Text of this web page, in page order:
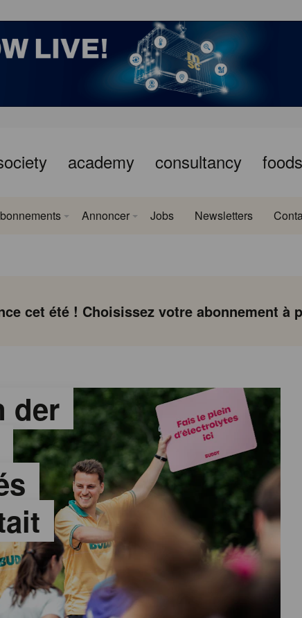
academy consultancy
Annoncer Jobs Newsletters
cet été ! Choisissez votre abonnement à
der